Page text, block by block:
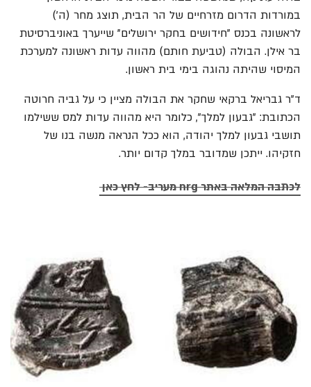
במורדות הדרום מזרחיים של הר הבית, תוצג מחר (ה')
לראשונה בכנס "חידושים בחקר ירושלים" שייערך באוניברסיטת
בר אילן. הבולה (טביעת חותם) מהווה עדות ראשונה למערכת
המיסוי שהיתה נהוגה בימי בית ראשון.
ד"ר גבריאל ברקאי שחקר את הבולה מציין כי על גביה חרוטה
הכתובת: "גבעון למלך", כלומר היא מהווה עדות למס ששילמו
תושבי גבעון למלך יהודה, הוא ככל הנראה מנשה בנו של
חזקיהו. ייתכן שמדובר במלך קדום יותר.
לכתבה המלאה באתר nrg מעריב- לחץ כאן